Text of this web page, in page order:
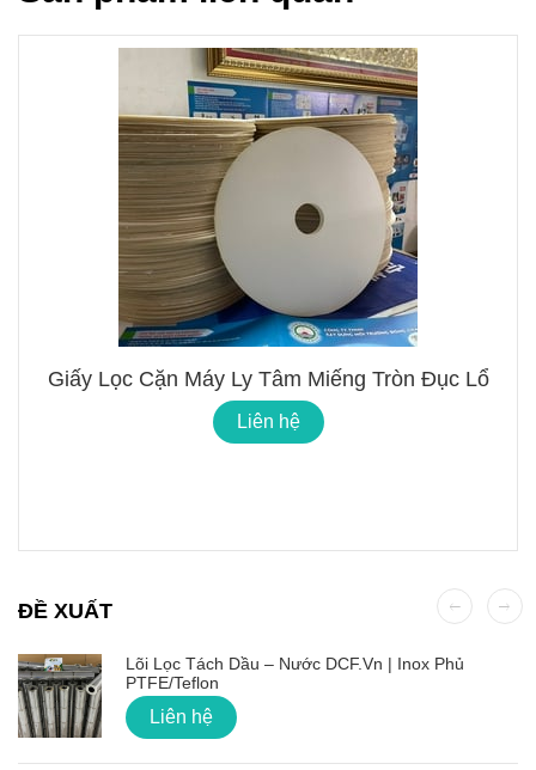
Giấy Lọc Cặn Máy Ly Tâm Miếng Tròn Đục Lổ
Liên hệ
ĐỀ XUẤT
Lõi Lọc Tách Dầu – Nước DCF.vn | Inox Phủ
PTFE/Teflon
Liên hệ